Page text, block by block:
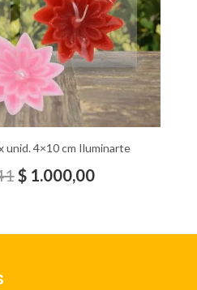
unid. 4×10 cm Iluminarte
$1.000,00